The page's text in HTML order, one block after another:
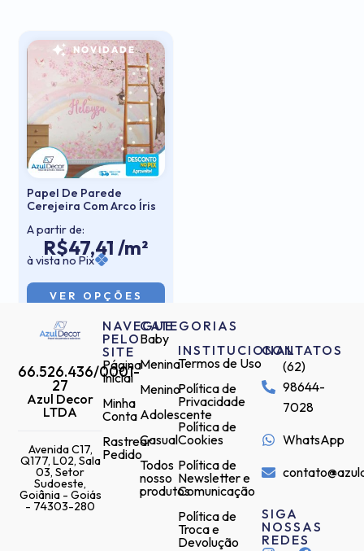
NOVIDADE
Papel De Parede
Cerejeira Com Arco Íris
A partir de:
R$47,41 /m²
à vista no Pix
VER OPÇÕES
66.526.436/0001-
27
Azul Decor
LTDA
Avenida C17,
Q177, L02, Sala
03, Setor
Sudoeste,
Goiânia - Goiás
- 74303-280
NAVEGUE
PELO
SITE
Página
Inicial
Minha
Conta
Rastrear
Pedido
CATEGORIAS
Baby
Menina
Menino
Adolescente
Casual
Todos
nosso
produtos
INSTITUCIONAL
Termos de Uso
Política de
Privacidade
Política de
Cookies
Política de
Newsletter e
Comunicação
Política de
Troca e
Devolução
CONTATOS
(62)
98644-
7028
WhatsApp
SIGA
NOSSAS
REDES